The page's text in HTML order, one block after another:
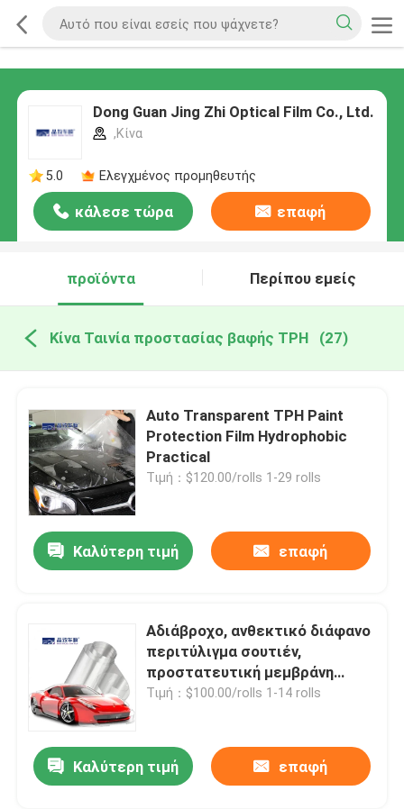
Dong Guan Jing Zhi Optical Film Co., Ltd.
,Κίνα
5.0 Ελεγχμένος προμηθευτής
κάλεσε τώρα επαφή
προϊόντα Περίπου εμείς
Κίνα Ταινία προστασίας βαφής TPH (27)
Auto Transparent TPH Paint
Protection Film Hydrophobic
Practical
Τιμή：$120.00/rolls 1-29 rolls
Καλύτερη τιμή επαφή
Αδιάβροχο, ανθεκτικό διάφανο
περιτύλιγμα σουτιέν,
προστατευτική μεμβράνη
βαφής ανθεκτική στη φθορά
Τιμή：$100.00/rolls 1-14 rolls
Καλύτερη τιμή επαφή